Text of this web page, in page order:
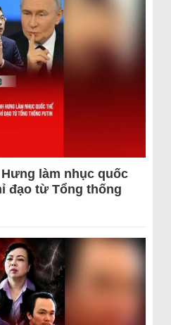
làm nhục quốc
đạo từ Tổng thống